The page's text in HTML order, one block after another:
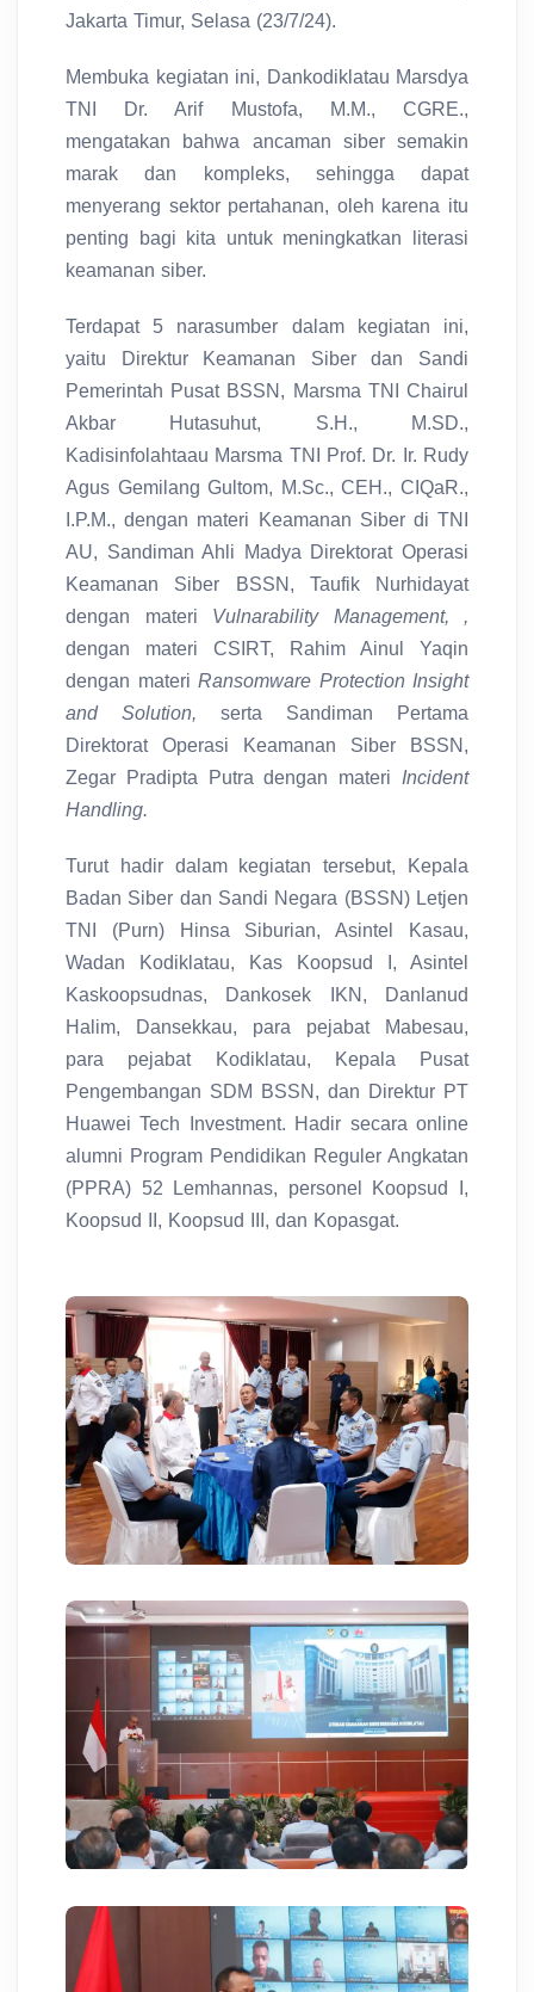
Jakarta Timur, Selasa (23/7/24).
Membuka kegiatan ini, Dankodiklatau Marsdya
TNI Dr. Arif Mustofa, M.M., CGRE.,
mengatakan bahwa ancaman siber semakin
marak dan kompleks, sehingga dapat
menyerang sektor pertahanan, oleh karena itu
penting bagi kita untuk meningkatkan literasi
keamanan siber.
Terdapat 5 narasumber dalam kegiatan ini,
yaitu Direktur Keamanan Siber dan Sandi
Pemerintah Pusat BSSN, Marsma TNI Chairul
Akbar Hutasuhut, S.H., M.SD.,
Kadisinfolahtaau Marsma TNI Prof. Dr. Ir. Rudy
Agus Gemilang Gultom, M.Sc., CEH., CIQaR.,
I.P.M., dengan materi Keamanan Siber di TNI
AU, Sandiman Ahli Madya Direktorat Operasi
Keamanan Siber BSSN, Taufik Nurhidayat
dengan materi Vulnarability Management, ,
dengan materi CSIRT, Rahim Ainul Yaqin
dengan materi Ransomware Protection Insight
and Solution, serta Sandiman Pertama
Direktorat Operasi Keamanan Siber BSSN,
Zegar Pradipta Putra dengan materi Incident
Handling.
Turut hadir dalam kegiatan tersebut, Kepala
Badan Siber dan Sandi Negara (BSSN) Letjen
TNI (Purn) Hinsa Siburian, Asintel Kasau,
Wadan Kodiklatau, Kas Koopsud I, Asintel
Kaskoopsudnas, Dankosek IKN, Danlanud
Halim, Dansekkau, para pejabat Mabesau,
para pejabat Kodiklatau, Kepala Pusat
Pengembangan SDM BSSN, dan Direktur PT
Huawei Tech Investment. Hadir secara online
alumni Program Pendidikan Reguler Angkatan
(PPRA) 52 Lemhannas, personel Koopsud I,
Koopsud II, Koopsud III, dan Kopasgat.